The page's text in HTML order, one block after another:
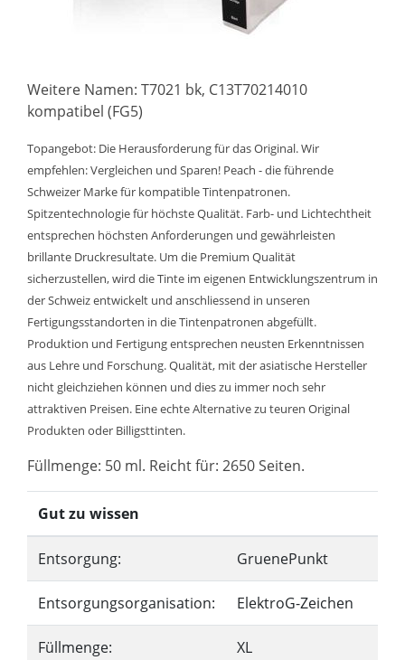
Weitere Namen: T7021 bk, C13T70214010
kompatibel (FG5)
Topangebot: Die Herausforderung für das Original. Wir
empfehlen: Vergleichen und Sparen! Peach - die führende
Schweizer Marke für kompatible Tintenpatronen.
Spitzentechnologie für höchste Qualität. Farb- und Lichtechtheit
entsprechen höchsten Anforderungen und gewährleisten
brillante Druckresultate. Um die Premium Qualität
sicherzustellen, wird die Tinte im eigenen Entwicklungszentrum in
der Schweiz entwickelt und anschliessend in unseren
Fertigungsstandorten in die Tintenpatronen abgefüllt.
Produktion und Fertigung entsprechen neusten Erkenntnissen
aus Lehre und Forschung. Qualität, mit der asiatische Hersteller
nicht gleichziehen können und dies zu immer noch sehr
attraktiven Preisen. Eine echte Alternative zu teuren Original
Produkten oder Billigsttinten.
Füllmenge: 50 ml. Reicht für: 2650 Seiten.
Gut zu wissen
Entsorgung: GruenePunkt
Entsorgungsorganisation: ElektroG-Zeichen
Füllmenge: XL